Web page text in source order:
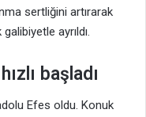
sertliğini artırarak
ayrıldı.
başladı
Efes oldu. Konuk